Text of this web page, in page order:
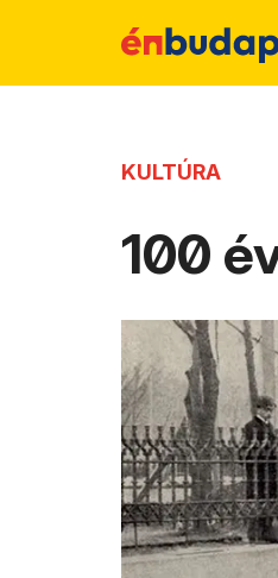
KULTÚRA
100